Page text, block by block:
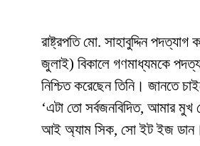
রাষ্ট্রপতি মো. সাহাবুদ্দিন
জুলাই) বিকালে গণমাধ্যমকে
নিশ্চিত করেছেন তিনি। জানতে
‘এটা তো সর্বজনবিদিত, আমার মুখ
আই অ্যাম সিক, সো ইট ইজ